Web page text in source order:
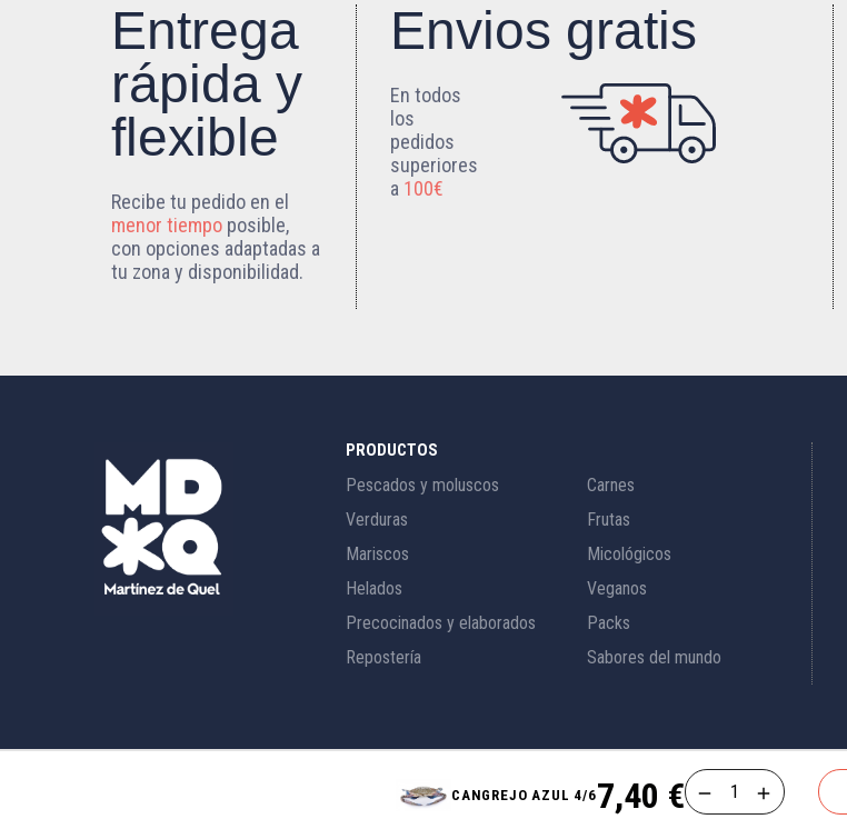
CANGREJO AZUL 4/67,40 €
Entrega
rápida y
flexible
Recibe tu pedido en el
menor tiempo posible,
con opciones adaptadas a
tu zona y disponibilidad.
Envios gratis
En todos
los
pedidos
superiores
a 100€
PRODUCTOS
Pescados y moluscos
Verduras
Mariscos
Helados
Precocinados y elaborados
Repostería
Carnes
Frutas
Micológicos
Veganos
Packs
Sabores del mundo